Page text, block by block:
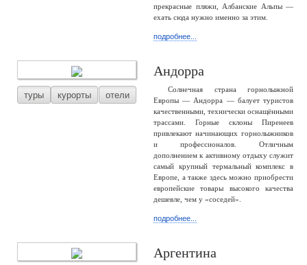
прекрасные пляжи, Албанские Альпы —
ехать сюда нужно именно за этим.
подробнее...
туры курорты отели
Андорра
Солнечная страна горнолыжной
Европы — Андорра — балует туристов
качественными, технически оснащёнными
трассами. Горные склоны Пиренеев
привлекают начинающих горнолыжников
и профессионалов. Отличным
дополнением к активному отдыху служит
самый крупный термальный комплекс в
Европе, а также здесь можно приобрести
европейские товары высокого качества
дешевле, чем у «соседей».
подробнее...
Аргентина